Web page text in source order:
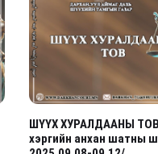
ШҮҮХ ХУРАЛДААНЫ ТОВ
хэргийн анхан шатны